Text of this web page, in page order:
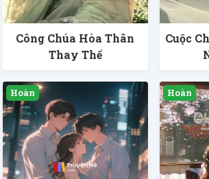
Công Chúa Hòa Thân
Thay Thế
Cuộc